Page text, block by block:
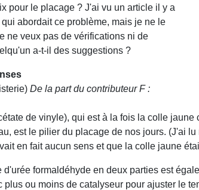
pour le placage ? J'ai vu un article il y a
abordait ce problème, mais je ne le
ne veux pas de vérifications ni de
a-t-il des suggestions ?
De la part du contributeur F :
de vinyle), qui est à la fois la colle
est le pilier du placage de nos jours. (J'ai
en fait aucun sens et que la colle jaune
d'urée formaldéhyde en deux parties est
plus ou moins de catalyseur pour ajuster le